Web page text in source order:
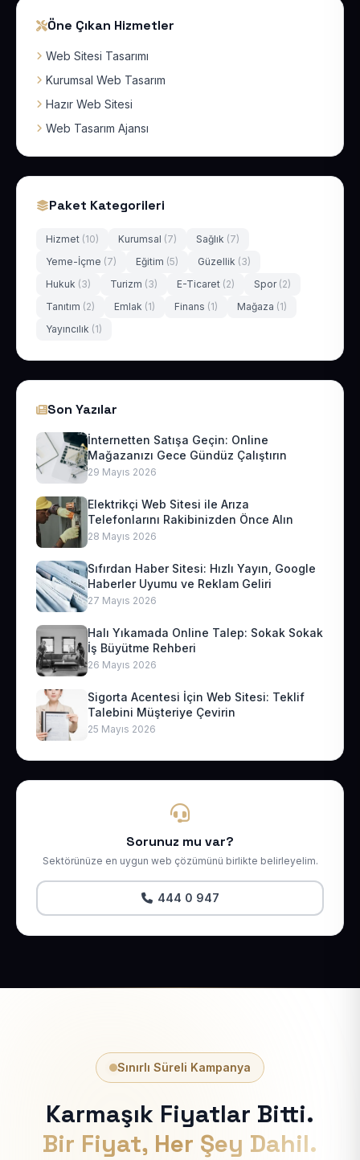
Öne Çıkan Hizmetler
Web Sitesi Tasarımı
Kurumsal Web Tasarım
Hazır Web Sitesi
Web Tasarım Ajansı
Paket Kategorileri
Hizmet (10) Kurumsal (7) Sağlık (7)
Yeme-İçme (7) Eğitim (5) Güzellik (3)
Hukuk (3) Turizm (3) E-Ticaret (2) Spor (2)
Tanıtım (2) Emlak (1) Finans (1) Mağaza (1)
Yayıncılık (1)
Son Yazılar
İnternetten Satışa Geçin: Online
Mağazanızı Gece Gündüz Çalıştırın
29 Mayıs 2026
Elektrikçi Web Sitesi ile Arıza
Telefonlarını Rakibinizden Önce Alın
28 Mayıs 2026
Sıfırdan Haber Sitesi: Hızlı Yayın, Google
Haberler Uyumu ve Reklam Geliri
27 Mayıs 2026
Halı Yıkamada Online Talep: Sokak Sokak
İş Büyütme Rehberi
26 Mayıs 2026
Sigorta Acentesi İçin Web Sitesi: Teklif
Talebini Müşteriye Çevirin
25 Mayıs 2026
Sorunuz mu var?
Sektörünüze en uygun web çözümünü birlikte belirleyelim.
444 0 947
Sınırlı Süreli Kampanya
Karmaşık Fiyatlar Bitti.
Bir Fiyat, Her Şey Dahil.